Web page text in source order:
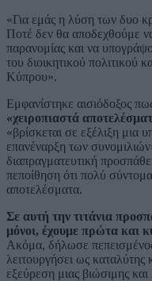
«Για εμάς η λύση των δυο
Ποτέ δεν θα αποδεχθούμε
παρανομίας και να
του διοικητικού πολιτικού
Κύπρου».
Εμφανίστηκε αισιόδοξος
«χειροπιαστά
«βρίσκεται σε εξέλιξη μια
επανέναρξη των
διαπραγματευτική
πεποίθηση ότι πολύ
αποτελέσματα.
Σε αυτή την τιτάνια
μόνοι, έχουμε πρώτα και
Ακόμα, δήλωσε
λειτουργήσει ως καταλύτης
εξεύρεση μιας βιώσιμης και